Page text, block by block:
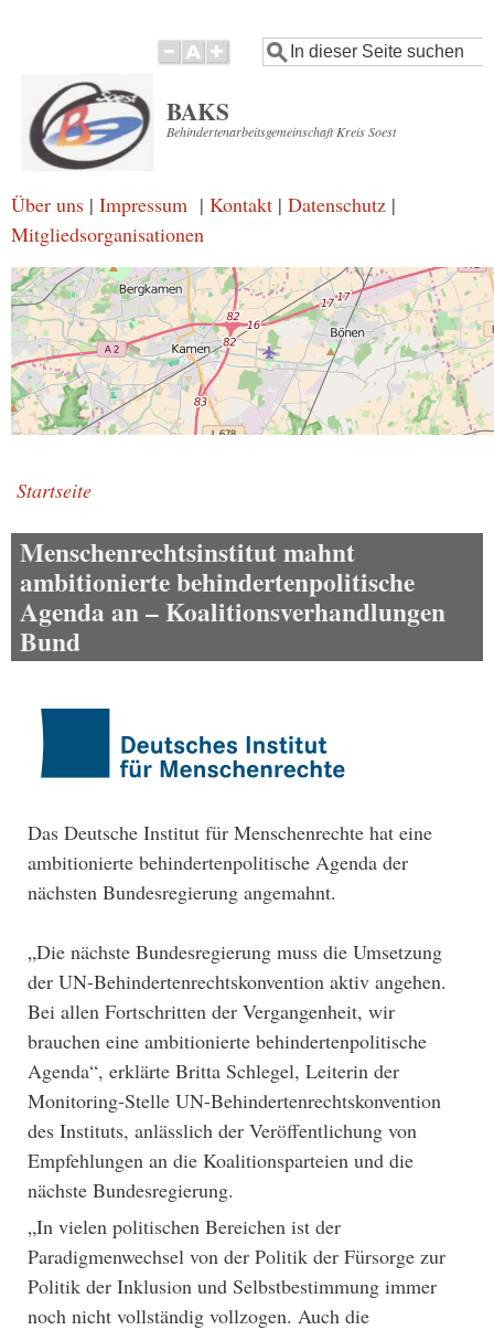
Suche
BAKS
Behindertenarbeitsgemeinschaft Kreis Soest
Über uns | Impressum | Kontakt | Datenschutz |
Mitgliedsorganisationen
Startseite
Menschenrechtsinstitut mahnt
ambitionierte behindertenpolitische
Agenda an – Koalitionsverhandlungen
Bund
Das Deutsche Institut für Menschenrechte hat eine
ambitionierte behindertenpolitische Agenda der
nächsten Bundesregierung angemahnt.
„Die nächste Bundesregierung muss die Umsetzung
der UN-Behindertenrechtskonvention aktiv angehen.
Bei allen Fortschritten der Vergangenheit, wir
brauchen eine ambitionierte behindertenpolitische
Agenda“, erklärte Britta Schlegel, Leiterin der
Monitoring-Stelle UN-Behindertenrechtskonvention
des Instituts, anlässlich der Veröffentlichung von
Empfehlungen an die Koalitionsparteien und die
nächste Bundesregierung.
„In vielen politischen Bereichen ist der
Paradigmenwechsel von der Politik der Fürsorge zur
Politik der Inklusion und Selbstbestimmung immer
noch nicht vollständig vollzogen. Auch die